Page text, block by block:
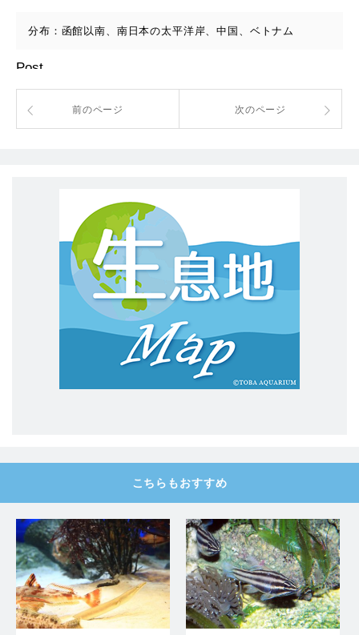
分布：函館以南、南日本の太平洋岸、中国、ベトナム
Post
前のページ 次のページ
こちらもおすすめ